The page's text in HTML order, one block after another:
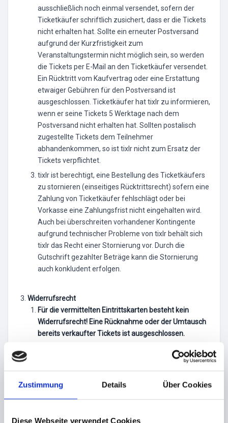
Zustimmung Details Über Cookies
Diese Webseite verwendet Cookies
ausschließlich noch einmal versendet, sofern der
Ticketkäufer schriftlich zusichert, dass er die Tickets
nicht erhalten hat. Sollte ein erneuter Postversand
aufgrund der Kurzfristigkeit zum
Veranstaltungstermin nicht möglich sein, so werden
die Tickets per E-Mail an den Ticketkäufer versendet.
Ein Rücktritt vom Kaufvertrag oder eine Erstattung
etwaiger Gebühren für den Postversand ist
ausgeschlossen. Ticketkäufer hat tixlr zu informieren,
wenn er seine Tickets 5 Werktage nach dem
Postversand nicht erhalten hat. Sollten postalisch
zugestellte Tickets dem Teilnehmer
abhandenkommen, so ist tixlr nicht zum Ersatz der
Tickets verpflichtet.
tixlr ist berechtigt, eine Bestellung des Ticketkäufers
zu stornieren (einseitiges Rücktrittsrecht) sofern eine
Zahlung von Ticketkäufer fehlschlägt oder bei
Vorkasse eine Zahlungsfrist nicht eingehalten wird.
Auch bei überschreiten vorhandener Kontingente
aufgrund technischer Probleme von tixlr behält sich
tixlr das Recht einer Stornierung vor. Durch die
Gutschrift gezahlter Beträge kann die Stornierung
auch konkludent erfolgen.
Widerrufsrecht
Für die vermittelten Eintrittskarten besteht kein
Widerrufsrecht! Eine Rücknahme oder der Umtausch
bereits verkaufter Tickets ist ausgeschlossen.
verstehen sich zuzüglich der jeweils angegeben VVK-
Gebühren und zzgl. Je nach Zahlweise